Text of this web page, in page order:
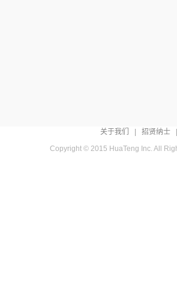
关于我们 招贤纳士
Copyright © 2015 HuaTeng Inc. All